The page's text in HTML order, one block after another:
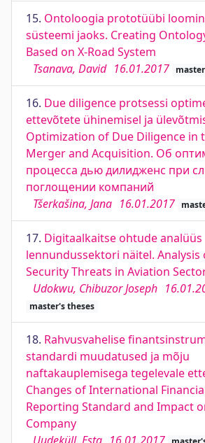
15. Ontoloogia prototüübi
süsteemi jaoks. Creating
Based on X-Road System
Tsanava, David 16.01.2017
16. Due diligence protsessi
ettevõtete ühinemisel ja
Optimization of Due Diligence in
Merger and Acquisition. Об
процесса дью дилидженс при
поглощении компаний
Tšerkašina, Jana 16.01.2017
17. Digitaalkaitse ohtude analüüs
lennundussektori näitel. Analysis
Security Threats in Aviation
Udokwu, Chibuzor Joseph
master's theses
18. Rahvusvahelise
standardi muudatused ja mõju
naftakauplemisega tegelevale
Changes of International
Reporting Standard and Impact
Company